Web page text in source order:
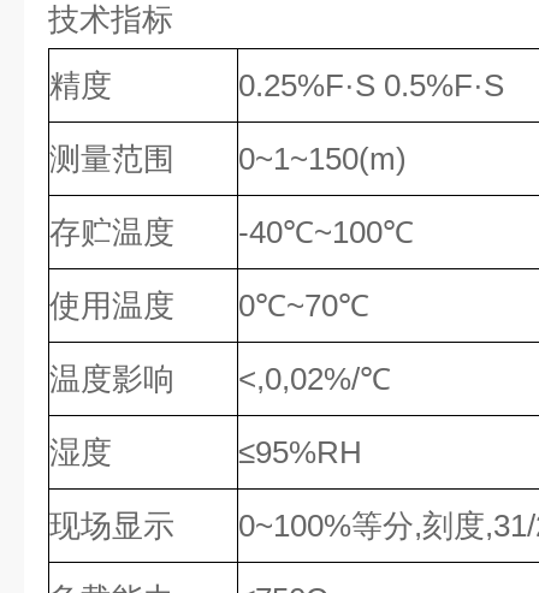
技术指标
精度
0.25%F·S 0.5%F·S
测量范围 0~1~150(m)
存贮温度 -40℃~100℃
使用温度 0℃~70℃
温度影响 <,0,02%/℃
湿度 ≤95%RH
现场显示 0~100%等分,刻度